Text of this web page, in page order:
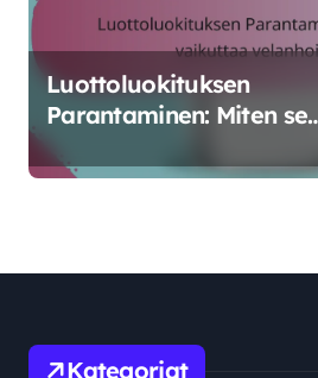
Luottoluokituksen
Parantaminen: Miten se
vaikuttaa velanhoitoon
Kategoriat